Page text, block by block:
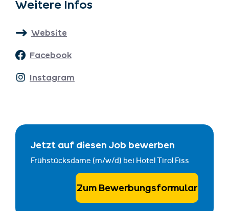
Weitere Infos
Website
Facebook
Instagram
Jetzt auf diesen Job bewerben
Frühstücksdame (m/w/d) bei Hotel Tirol Fiss
Zum Bewerbungsformular